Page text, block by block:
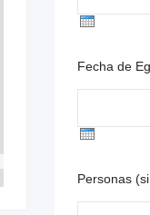
Fecha de
Personas